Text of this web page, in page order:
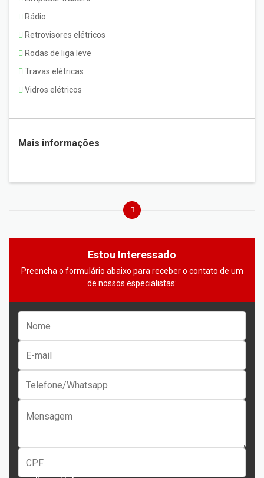
Rádio
Retrovisores elétricos
Rodas de liga leve
Travas elétricas
Vidros elétricos
Mais informações
Estou Interessado
Preencha o formulário abaixo para receber o contato de um
de nossos especialistas: